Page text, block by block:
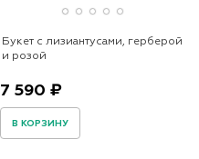
Букет с лизиантусами, герберой
и розой
7 590 ₽
В КОРЗИНУ